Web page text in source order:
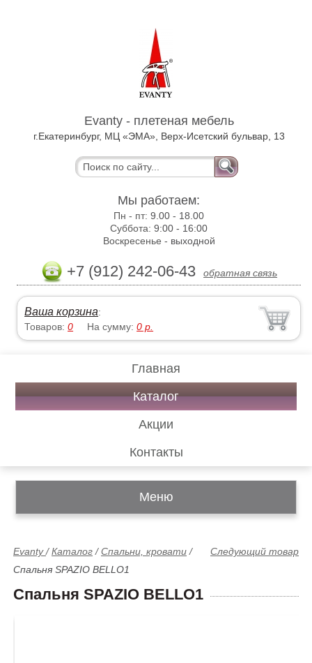
Evanty - плетеная мебель
г.Екатеринбург, МЦ «ЭМА», Верх-Исетский бульвар, 13
Мы работаем:
Пн - пт:9.00 - 18.00
Суббота:9:00 - 16:00
Воскресенье - выходной
+7 (912) 242-06-43 обратная связь
Ваша корзина:
Товаров:0 На сумму:0 р.
Главная
Каталог
Акции
Контакты
Меню
Следующий товар
Evanty/Каталог /Спальни, кровати /
Спальня SPAZIO BELLO1
Спальня SPAZIO BELLO1